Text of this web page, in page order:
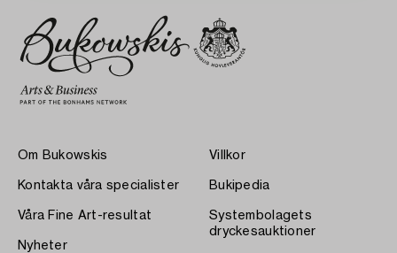
Om Bukowskis
Kontakta våra specialister
Våra Fine Art-resultat
Nyheter
Villkor
Bukipedia
Systembolagets
dryckesauktioner